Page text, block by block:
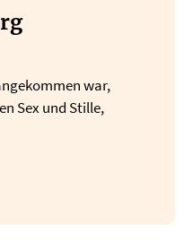
war,
Sex und Stille,